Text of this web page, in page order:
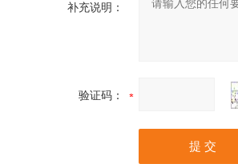
补充说明：
验证码：